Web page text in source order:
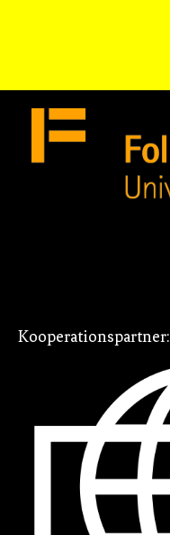
Kooperationspartner: